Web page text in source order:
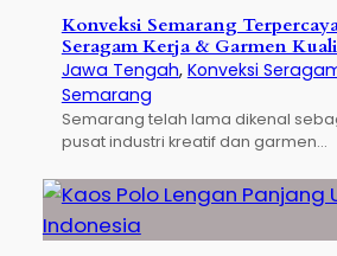
Konveksi Semarang
Seragam Kerja & Garmen
Jawa Tengah, Konveksi
Semarang
Semarang telah lama dikenal
pusat industri kreatif dan garmen…